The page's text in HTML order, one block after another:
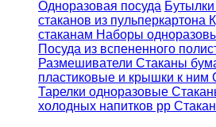
Одноразовая посуда Бутылки
стаканов из пульперкартона
стаканам Наборы
Посуда из вспененного
Размешиватели Стаканы
пластиковые и крышки к ним
Тарелки одноразовые
холодных напитков pp